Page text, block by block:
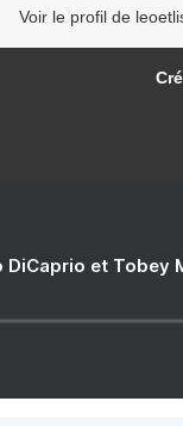
Voir le profil de
DiCaprio et Tobey